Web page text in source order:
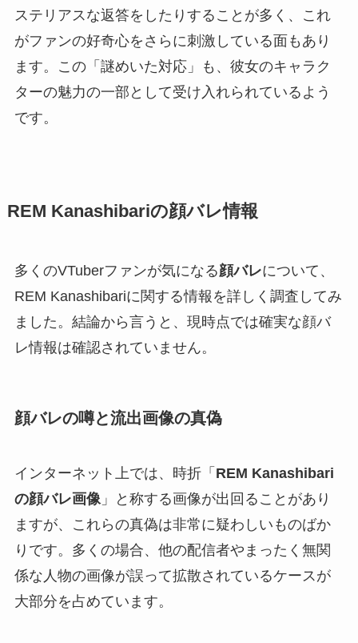
ステリアスな返答をしたりすることが多く、これ
がファンの好奇心をさらに刺激している面もあり
ます。この「謎めいた対応」も、彼女のキャラク
ターの魅力の一部として受け入れられているよう
です。
REM Kanashibariの顔バレ情報
多くのVTuberファンが気になる顔バレについて、
REM Kanashibariに関する情報を詳しく調査してみ
ました。結論から言うと、現時点では確実な顔バ
レ情報は確認されていません。
顔バレの噂と流出画像の真偽
インターネット上では、時折「 REM Kanashibari
の顔バレ画像」と称する画像が出回ることがあり
ますが、これらの真偽は非常に疑わしいものばか
りです。多くの場合、他の配信者やまったく無関
係な人物の画像が誤って拡散されているケースが
大部分を占めています。